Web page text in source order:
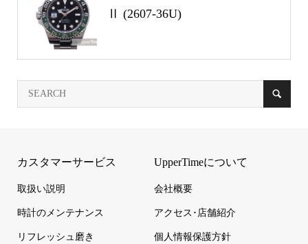
Ⅱ (2607-36U)
カスタマーサービス
取扱い説明
時計のメンテナンス
リフレッシュ磨き
UpperTimeについて
会社概要
アクセス･店舗紹介
個人情報保護方針